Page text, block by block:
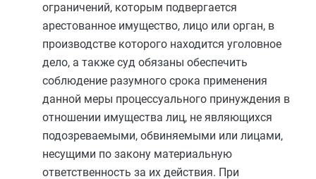
ограничений, которым подвергается
арестованное имущество, лицо или орган, в
производстве которого находится уголовное
дело, а также суд обязаны обеспечить
соблюдение разумного срока применения
данной меры процессуального принуждения в
отношении имущества лиц, не являющихся
подозреваемыми, обвиняемыми или лицами,
несущими по закону материальную
ответственность за их действия. При